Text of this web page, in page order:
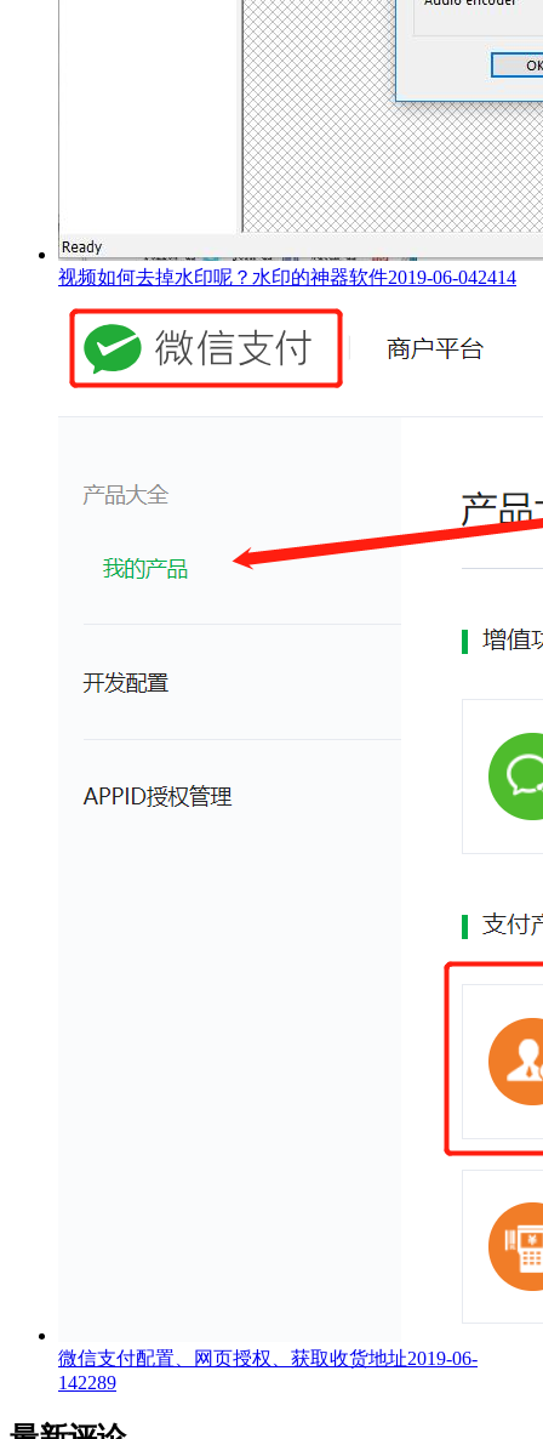
视频如何去掉水印呢？水印的神器软件2019-06-042414
微信支付配置、网页授权、获取收货地址2019-06-
142289